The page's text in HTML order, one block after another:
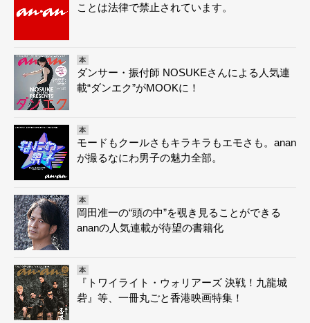
ことは法律で禁止されています。
本
ダンサー・振付師 NOSUKEさんによる人気連
載“ダンエク”がMOOKに！
本
モードもクールさもキラキラもエモさも。anan
が撮るなにわ男子の魅力全部。
本
岡田准一の“頭の中”を覗き見ることができる
ananの人気連載が待望の書籍化
本
『トワイライト・ウォリアーズ 決戦！九龍城
砦』等、一冊丸ごと香港映画特集！